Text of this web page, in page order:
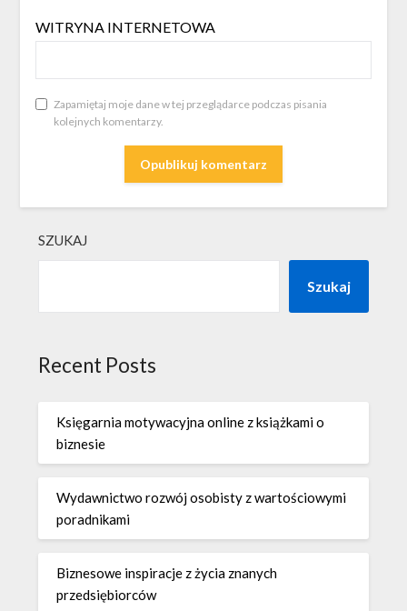
WITRYNA INTERNETOWA
Zapamiętaj moje dane w tej przeglądarce podczas pisania
kolejnych komentarzy.
SZUKAJ
Szukaj
Recent Posts
Księgarnia motywacyjna online z książkami o
biznesie
Wydawnictwo rozwój osobisty z wartościowymi
poradnikami
Biznesowe inspiracje z życia znanych
przedsiębiorców